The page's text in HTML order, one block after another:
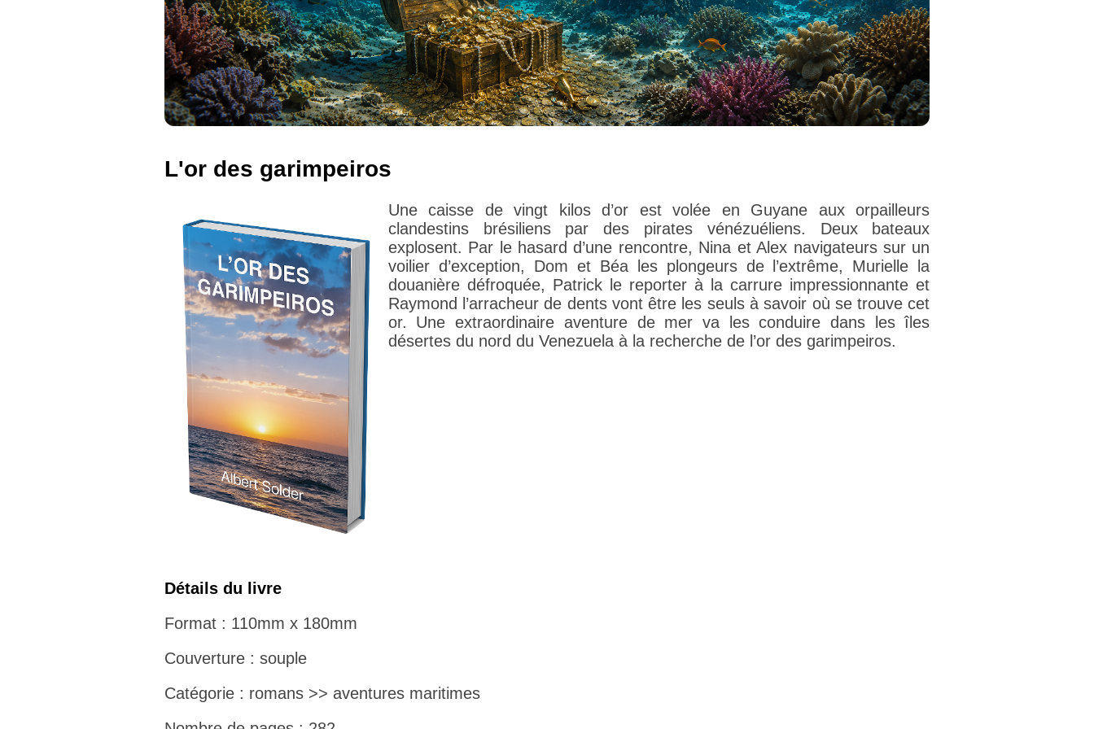
L'or des garimpeiros
Une caisse de vingt kilos d’or est volée en Guyane aux orpailleurs
clandestins brésiliens par des pirates vénézuéliens. Deux bateaux
explosent. Par le hasard d’une rencontre, Nina et Alex navigateurs sur un
voilier d’exception, Dom et Béa les plongeurs de l’extrême, Murielle la
douanière défroquée, Patrick le reporter à la carrure impressionnante et
Raymond l’arracheur de dents vont être les seuls à savoir où se trouve cet
or. Une extraordinaire aventure de mer va les conduire dans les îles
désertes du nord du Venezuela à la recherche de l’or des garimpeiros.
Détails du livre
Format : 110mm x 180mm
Couverture : souple
Catégorie : romans >> aventures maritimes